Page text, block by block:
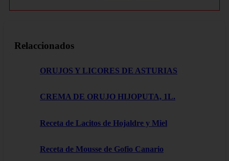
Relaccionados
ORUJOS Y LICORES DE ASTURIAS
CREMA DE ORUJO HIJOPUTA, 1L.
Receta de Lacitos de Hojaldre y Miel
Receta de Mousse de Gofio Canario